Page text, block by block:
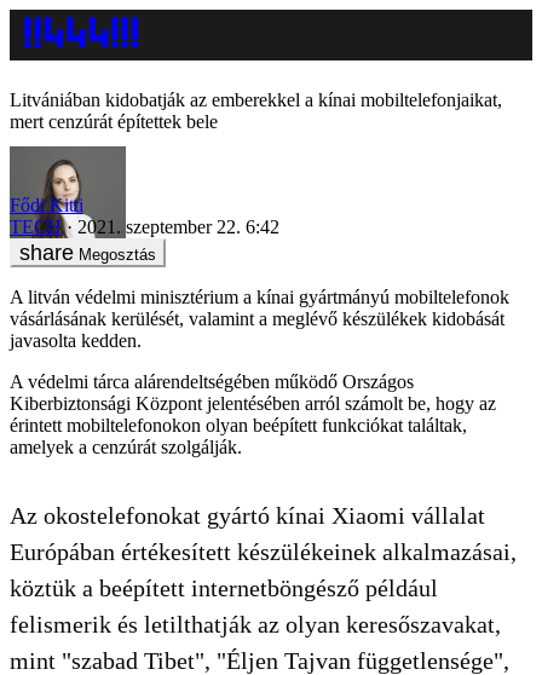
Litvániában kidobatják az emberekkel a kínai mobiltelefonjaikat,
mert cenzúrát építettek bele
Fődi Kitti
TECH
2021. szeptember 22. 6:42
Megosztás
A litván védelmi minisztérium a kínai gyártmányú mobiltelefonok
vásárlásának kerülését, valamint a meglévő készülékek kidobását
javasolta kedden.
A védelmi tárca alárendeltségében működő Országos
Kiberbiztonsági Központ jelentésében arról számolt be, hogy az
érintett mobiltelefonokon olyan beépített funkciókat találtak,
amelyek a cenzúrát szolgálják.
Az okostelefonokat gyártó kínai Xiaomi vállalat
Európában értékesített készülékeinek alkalmazásai,
köztük a beépített internetböngésző például
felismerik és letilthatják az olyan keresőszavakat,
mint "szabad Tibet", "Éljen Tajvan függetlensége",